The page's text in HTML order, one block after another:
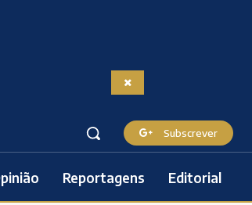
Subscrever
Reportagens Editorial